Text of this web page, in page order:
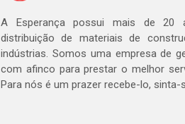
A Esperança possui mais de 20
distribuição de materiais de
indústrias. Somos uma empresa de
com afinco para prestar o melhor
Para nós é um prazer recebe-lo, sinta-